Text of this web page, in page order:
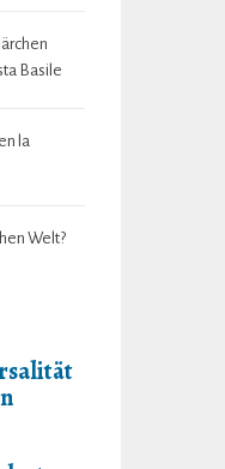
Basile
la
Welt?